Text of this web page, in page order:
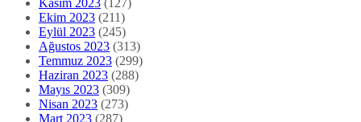
Ekim 2023 (211)
Eylül 2023 (245)
Ağustos 2023 (313)
Temmuz 2023 (299)
Haziran 2023 (288)
Mayıs 2023 (309)
Nisan 2023 (273)
Mart 2023 (287)